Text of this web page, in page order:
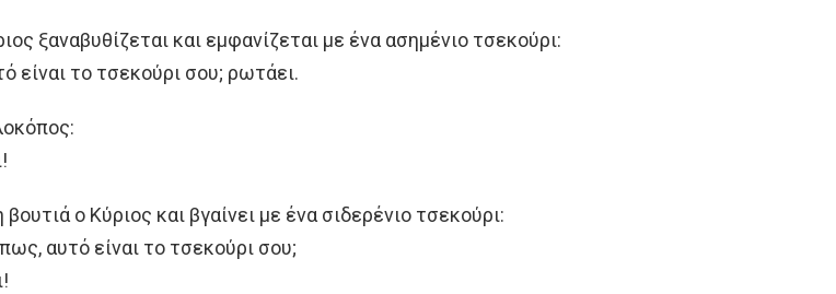
ξαναβυθίζεται και εμφανίζεται με ένα ασημένιο τσεκούρι:
είναι το τσεκούρι σου; ρωτάει.
βουτιά ο Κύριος και βγαίνει με ένα σιδερένιο τσεκούρι:
αυτό είναι το τσεκούρι σου;